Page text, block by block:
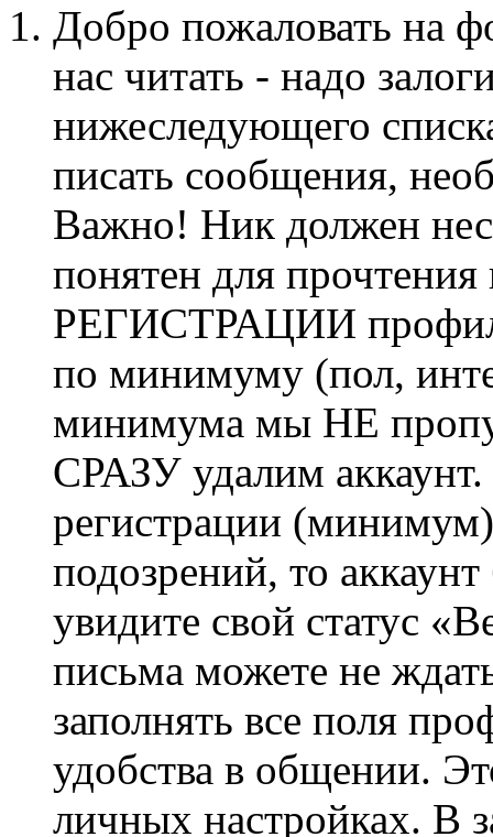
Добро пожаловать на
нас читать - надо
нижеследующего
писать сообщения,
Важно! Ник должен
понятен для
РЕГИСТРАЦИИ профиль
по минимуму (пол,
минимума мы НЕ
СРАЗУ удалим
регистрации
подозрений, то
увидите свой статус
письма можете не
заполнять все поля
удобства в общении.
личных настройках. В